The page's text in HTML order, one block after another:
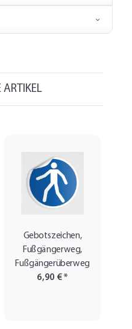
Gebotszeichen,
Fußgängerweg,
Fußgängerüberweg
6,90 €*